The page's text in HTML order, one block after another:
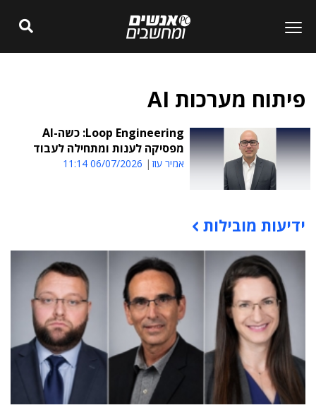
פיתוח מערכות AI
Loop Engineering: כשה-AI
מפסיקה לענות ומתחילה לעבוד
אמיר עוז 06/07/2026 11:14
תוכן פרסומי
ידיעות מובילות